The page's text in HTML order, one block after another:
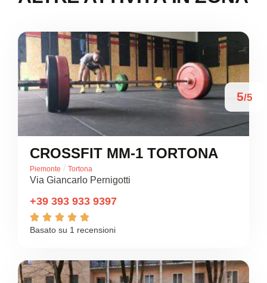
5/5
CROSSFIT MM-1 TORTONA
Piemonte / Tortona
Via Giancarlo Pernigotti
+39 393 933 9397
    
Basato su 1 recensioni